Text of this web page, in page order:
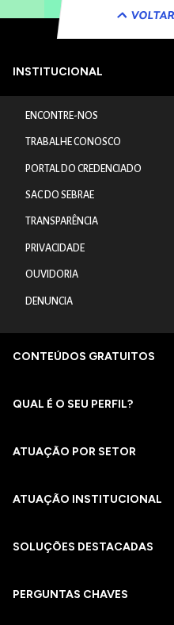
INSTITUCIONAL
ENCONTRE-NOS
TRABALHE CONOSCO
PORTAL DO CREDENCIADO
SAC DO SEBRAE
TRANSPARÊNCIA
PRIVACIDADE
OUVIDORIA
DENUNCIA
CONTEÚDOS GRATUITOS
QUAL É O SEU PERFIL?
ATUAÇÃO POR SETOR
ATUAÇÃO INSTITUCIONAL
SOLUÇÕES DESTACADAS
PERGUNTAS CHAVES​